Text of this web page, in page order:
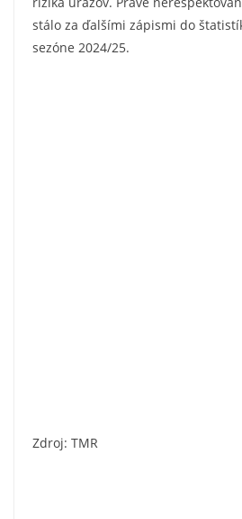
stálo za ďalšími zápismi do
sezóne 2024/25.
Zdroj: TMR